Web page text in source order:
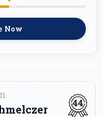
Now
44